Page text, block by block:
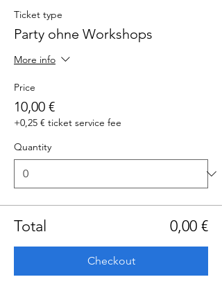
Ticket type
Party ohne Workshops
More info
Price
10,00 €
+0,25 € ticket service fee
Quantity
Total 0,00 €
Checkout